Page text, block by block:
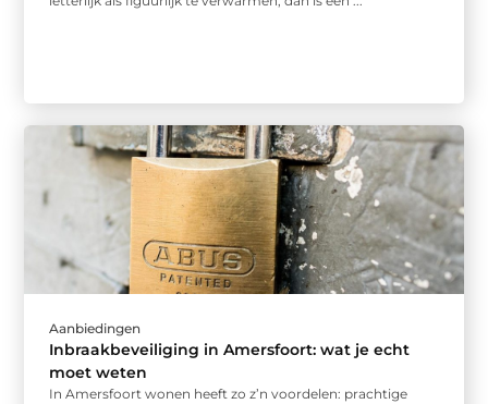
Aanbiedingen
Inbraakbeveiliging in Amersfoort: wat je echt
moet weten
In Amersfoort wonen heeft zo z’n voordelen: prachtige